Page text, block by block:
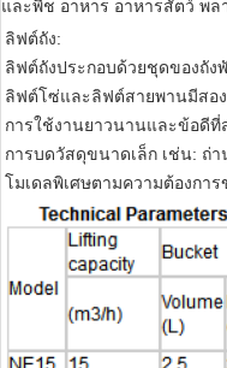
และพืช อาหาร อาหารสัตว์ พล
ลิฟต์ถัง:
ลิฟต์ถังประกอบด้วยชุดของถัง
ลิฟต์โซ่และลิฟต์สายพานมีสอง
การใช้งานยาวนานและข้อดีที่
การบดวัสดุขนาดเล็ก เช่น: ถ่
โมเดลพิเศษตามความต้องกา